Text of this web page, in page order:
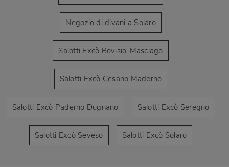
Negozio di divani a Solaro
Salotti Excò Bovisio-Masciago
Salotti Excò Cesano Maderno
Salotti Excò Paderno Dugnano Salotti Excò Seregno
Salotti Excò Seveso Salotti Excò Solaro